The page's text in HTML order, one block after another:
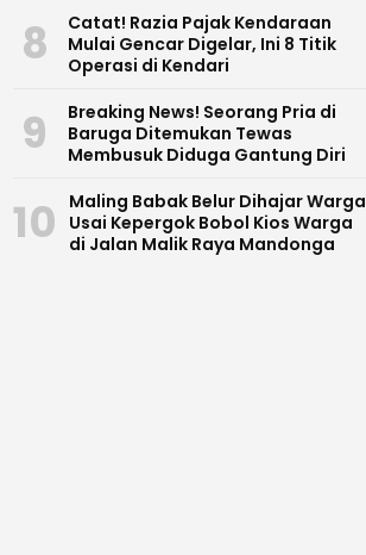
8
Catat! Razia Pajak Kendaraan
Mulai Gencar Digelar, Ini 8 Titik
Operasi di Kendari
9
Breaking News! Seorang Pria di
Baruga Ditemukan Tewas
Membusuk Diduga Gantung Diri
10
Maling Babak Belur Dihajar Warga
Usai Kepergok Bobol Kios Warga
di Jalan Malik Raya Mandonga